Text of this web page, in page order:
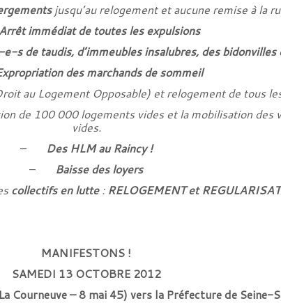
jusqu’au relogement et aucune remise à la
Arrêt immédiat de toutes les expulsions
s de taudis, d’immeubles insalubres, des
des marchands de sommeil
au Logement Opposable) et relogement de tous
de 100 000 logements vides et la mobilisation des
vides.
– Des HLM au Raincy !
– Baisse des loyers
collectifs en lutte: RELOGEMENT et
MANIFESTONS !
SAMEDI 13 OCTOBRE 2012
Courneuve – 8 mai 45) vers la Préfecture de Seine-